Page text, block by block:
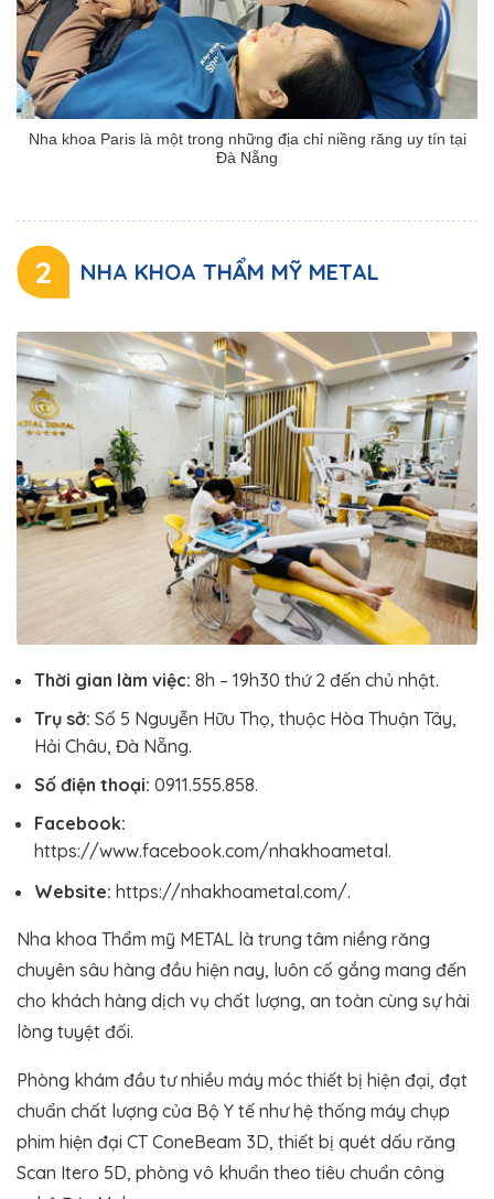
Nha khoa Paris là một trong những địa chỉ niềng răng uy tín tại
Đà Nẵng
2 NHA KHOA THẨM MỸ METAL
Thời gian làm việc: 8h – 19h30 thứ 2 đến chủ nhật.
Trụ sở: Số 5 Nguyễn Hữu Thọ, thuộc Hòa Thuận Tây,
Hải Châu, Đà Nẵng.
Số điện thoại: 0911.555.858.
Facebook:
https://www.facebook.com/nhakhoametal.
Website: https://nhakhoametal.com/.
Nha khoa Thẩm mỹ METAL là trung tâm niềng răng
chuyên sâu hàng đầu hiện nay, luôn cố gắng mang đến
cho khách hàng dịch vụ chất lượng, an toàn cùng sự hài
lòng tuyệt đối.
Phòng khám đầu tư nhiều máy móc thiết bị hiện đại, đạt
chuẩn chất lượng của Bộ Y tế như hệ thống máy chụp
phim hiện đại CT ConeBeam 3D, thiết bị quét dấu răng
Scan Itero 5D, phòng vô khuẩn theo tiêu chuẩn công